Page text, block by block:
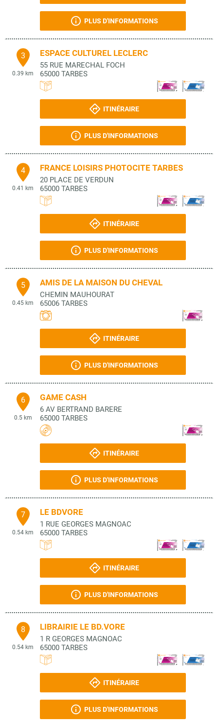
PLUS D'INFORMATIONS
3
0.39 km
ESPACE CULTUREL LECLERC
55 RUE MARECHAL FOCH
65000 TARBES
ITINÉRAIRE
PLUS D'INFORMATIONS
4
0.41 km
FRANCE LOISIRS PHOTOCITE TARBES
20 PLACE DE VERDUN
65000 TARBES
ITINÉRAIRE
PLUS D'INFORMATIONS
5
0.45 km
AMIS DE LA MAISON DU CHEVAL
CHEMIN MAUHOURAT
65006 TARBES
ITINÉRAIRE
PLUS D'INFORMATIONS
6
0.5 km
GAME CASH
6 AV BERTRAND BARERE
65000 TARBES
ITINÉRAIRE
PLUS D'INFORMATIONS
7
0.54 km
LE BDVORE
1 RUE GEORGES MAGNOAC
65000 TARBES
ITINÉRAIRE
PLUS D'INFORMATIONS
8
0.54 km
LIBRAIRIE LE BD.VORE
1 R GEORGES MAGNOAC
65000 TARBES
ITINÉRAIRE
PLUS D'INFORMATIONS